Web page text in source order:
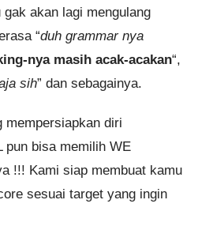
akan lagi mengulang
“duh grammar nya
nya masih acak-acakan“,
sih” dan sebagainya.
mempersiapkan diri
pun bisa memilih WE
!!! Kami siap membuat kamu
sesuai target yang ingin